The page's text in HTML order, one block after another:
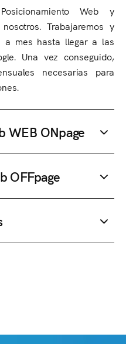
Web y
Trabajaremos y
a mes hasta llegar a las
Una vez conseguido,
necesarias para
WEB ONpage
OFFpage